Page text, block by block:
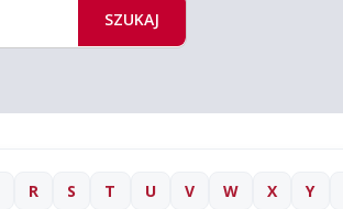
SZUKAJ
R S T U V W X Y